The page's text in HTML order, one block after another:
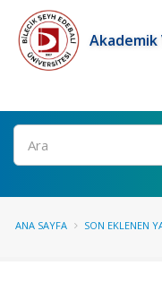
Ara
ANA SAYFA SON EKLENEN